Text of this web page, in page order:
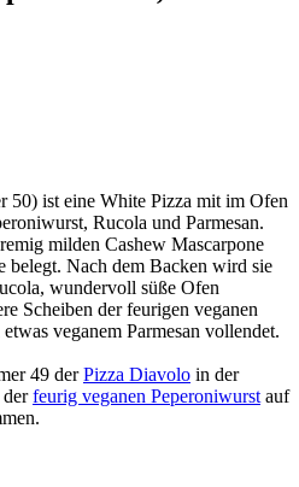
50) ist eine White Pizza mit im Ofen
Rucola und Parmesan.
milden Cashew Mascarpone
belegt. Nach dem Backen wird sie
wundervoll süße Ofen
Scheiben der feurigen veganen
veganem Parmesan vollendet.
49 derPizza Diavolo in der
derfeurig veganen Peperoniwurst auf